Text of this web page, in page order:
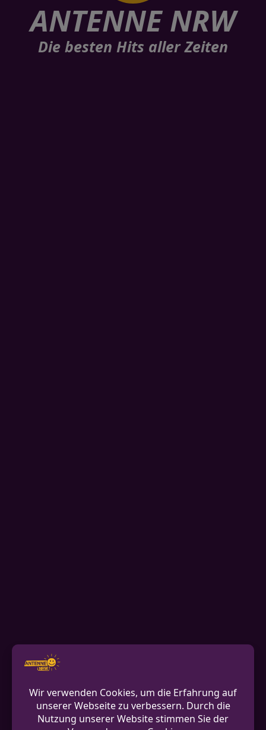
ANTENNE NRW
Die besten Hits aller Zeiten